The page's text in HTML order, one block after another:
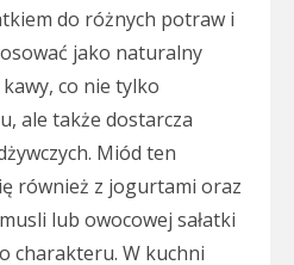
do różnych potraw i
jako naturalny
co nie tylko
ale także dostarcza
Miód ten
również z jogurtami oraz
lub owocowej sałatki
charakteru. W kuchni